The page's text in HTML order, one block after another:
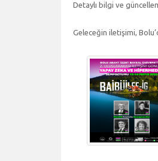
Detaylı bilgi ve
Geleceğin iletişimi,